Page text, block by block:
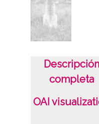
19870822
Licencia de
Descripción
completa
OAI